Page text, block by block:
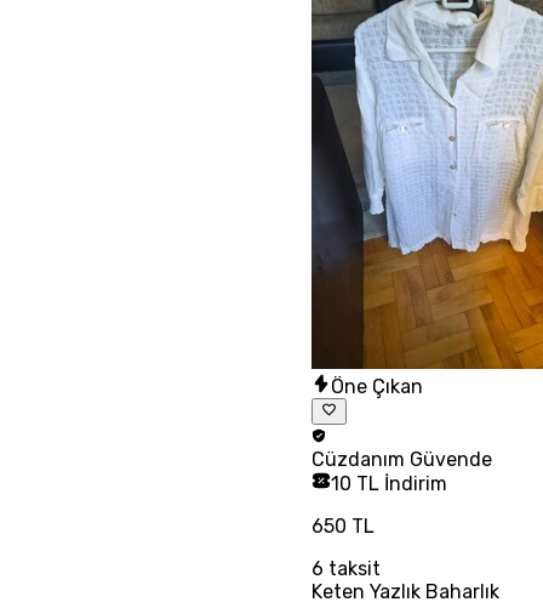
Öne Çıkan
Cüzdanım Güvende
10 TL İndirim
650 TL
6 taksit
Keten Yazlık Baharlık